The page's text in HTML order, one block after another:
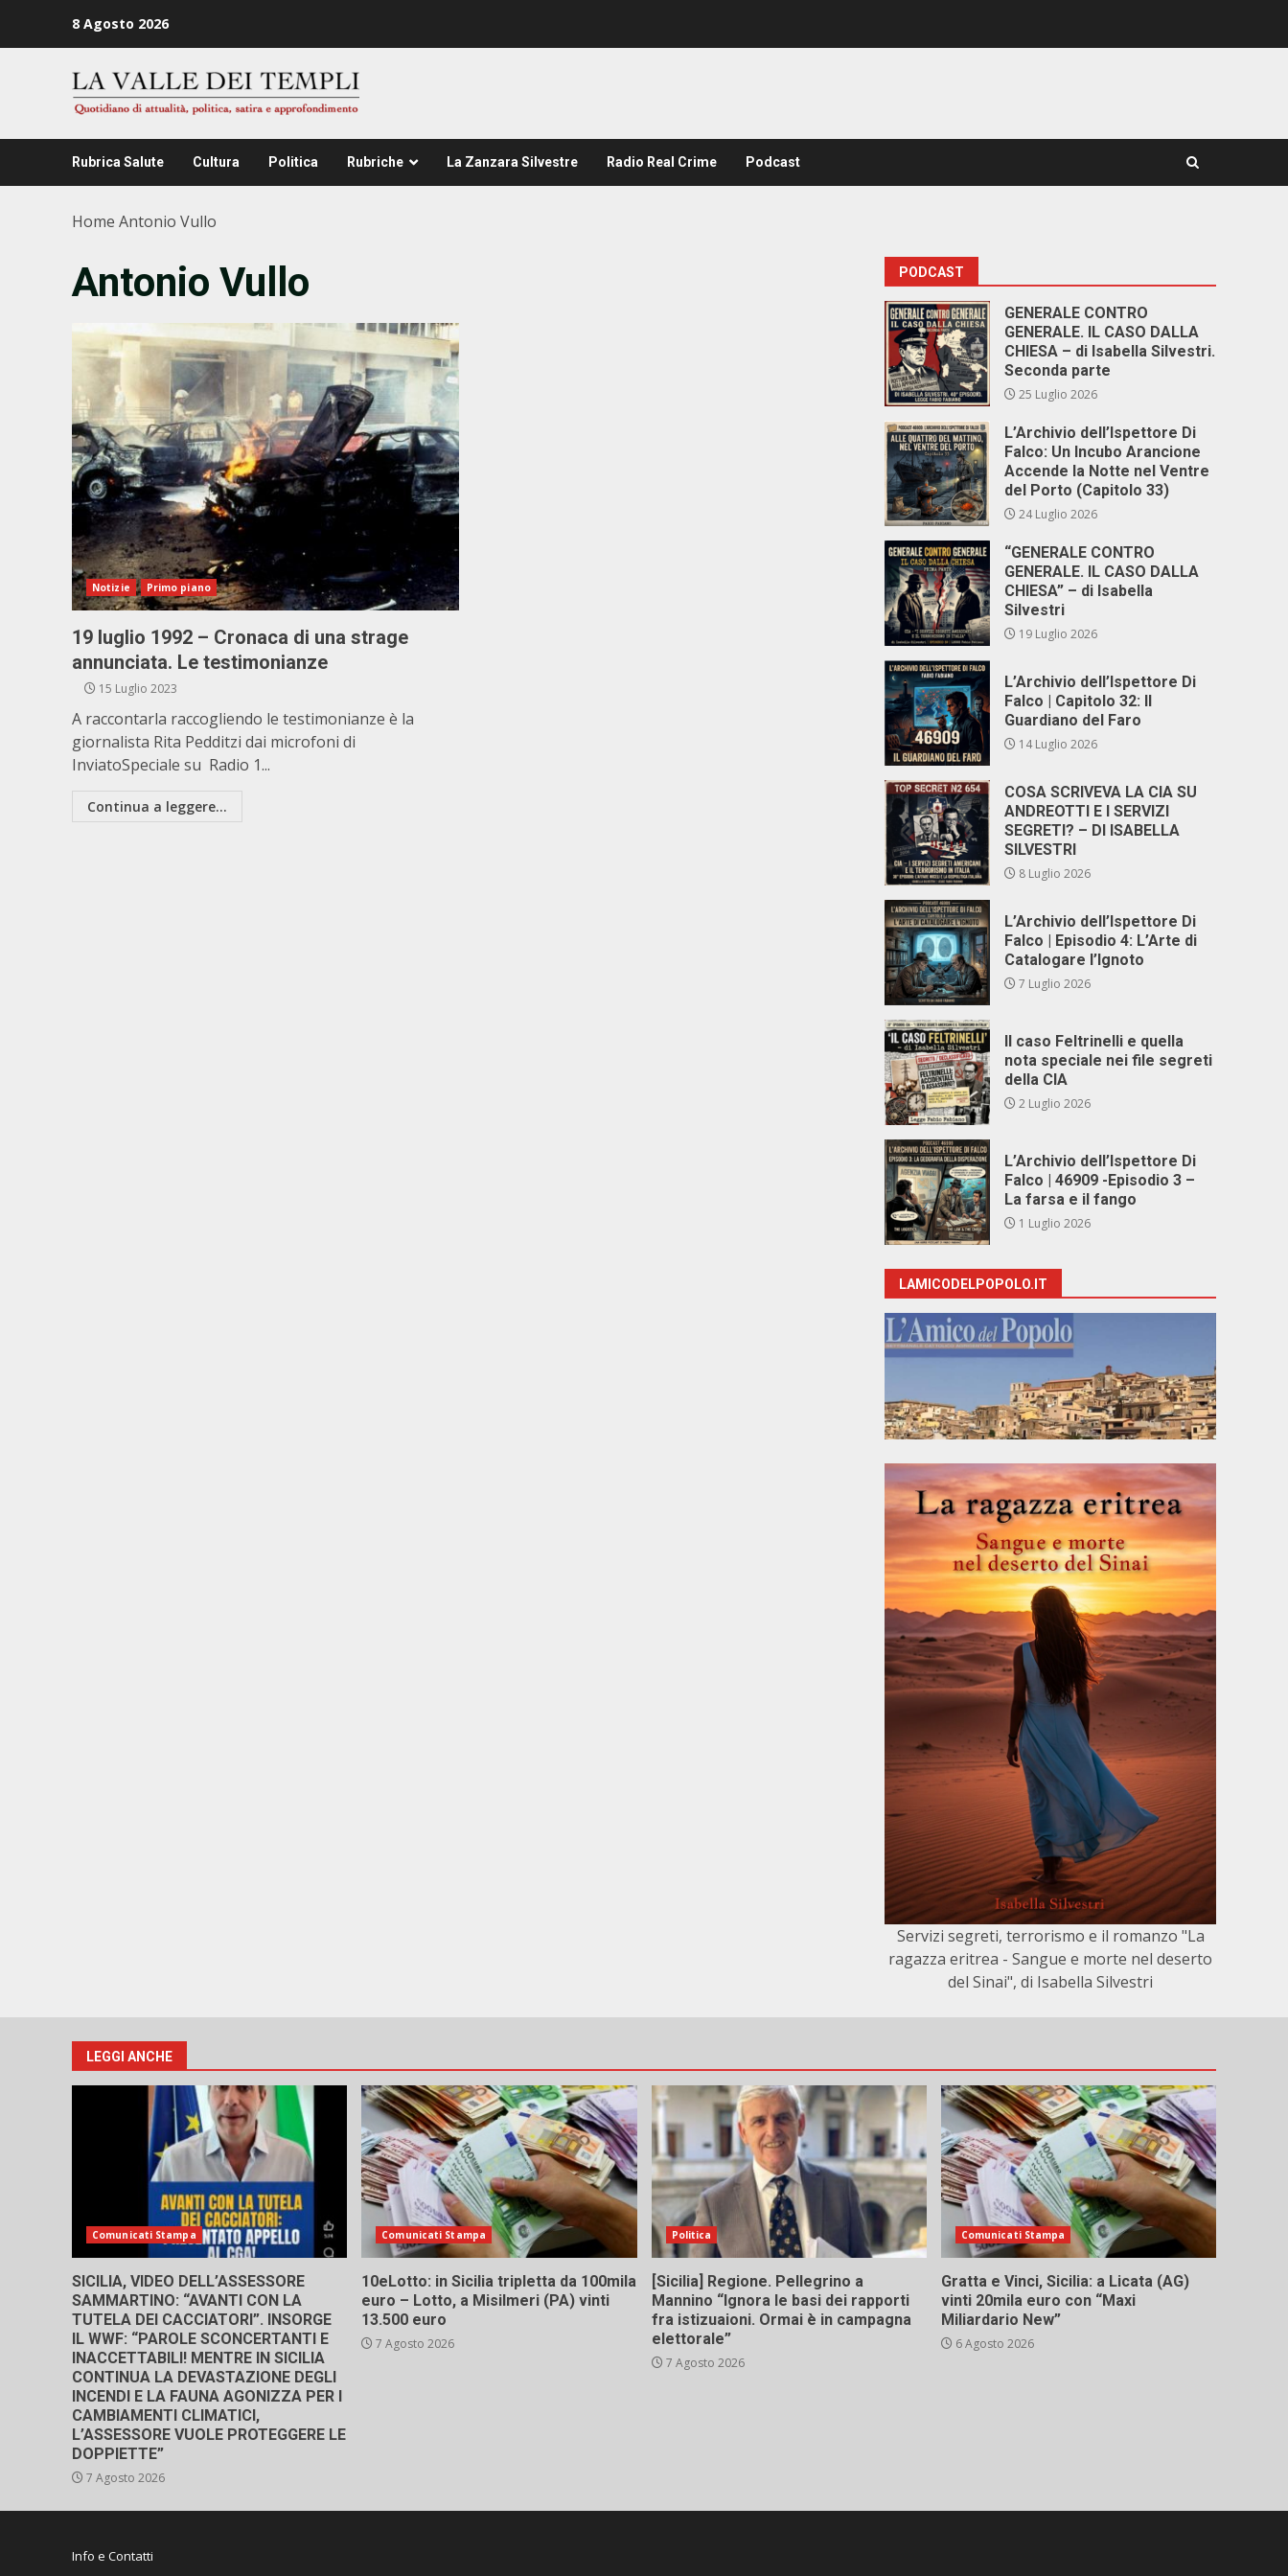
8 Agosto 2026
Rubrica Salute Cultura Politica Rubriche La Zanzara Silvestre Radio Real Crime Podcast
Home Antonio Vullo
Antonio Vullo
Notizie Primo piano
19 luglio 1992 – Cronaca di una strage
annunciata. Le testimonianze
15 Luglio 2023
A raccontarla raccogliendo le testimonianze è la
giornalista Rita Pedditzi dai microfoni di
InviatoSpeciale su Radio 1...
Continua a leggere...
PODCAST
GENERALE CONTRO
GENERALE. IL CASO DALLA
CHIESA – di Isabella Silvestri.
Seconda parte
25 Luglio 2026
L’Archivio dell’Ispettore Di
Falco: Un Incubo Arancione
Accende la Notte nel Ventre
del Porto (Capitolo 33)
24 Luglio 2026
“GENERALE CONTRO
GENERALE. IL CASO DALLA
CHIESA” – di Isabella
Silvestri
19 Luglio 2026
L’Archivio dell’Ispettore Di
Falco | Capitolo 32: Il
Guardiano del Faro
14 Luglio 2026
COSA SCRIVEVA LA CIA SU
ANDREOTTI E I SERVIZI
SEGRETI? – DI ISABELLA
SILVESTRI
8 Luglio 2026
L’Archivio dell’Ispettore Di
Falco | Episodio 4: L’Arte di
Catalogare l’Ignoto
7 Luglio 2026
Il caso Feltrinelli e quella
nota speciale nei file segreti
della CIA
2 Luglio 2026
L’Archivio dell’Ispettore Di
Falco | 46909 -Episodio 3 –
La farsa e il fango
1 Luglio 2026
LAMICODELPOPOLO.IT
Servizi segreti, terrorismo e il romanzo "La
ragazza eritrea - Sangue e morte nel deserto
del Sinai", di Isabella Silvestri
LEGGI ANCHE
Comunicati Stampa
SICILIA, VIDEO DELL’ASSESSORE
SAMMARTINO: “AVANTI CON LA
TUTELA DEI CACCIATORI”. INSORGE
IL WWF: “PAROLE SCONCERTANTI E
INACCETTABILI! MENTRE IN SICILIA
CONTINUA LA DEVASTAZIONE DEGLI
INCENDI E LA FAUNA AGONIZZA PER I
CAMBIAMENTI CLIMATICI,
L’ASSESSORE VUOLE PROTEGGERE LE
DOPPIETTE”
7 Agosto 2026
Comunicati Stampa
10eLotto: in Sicilia tripletta da 100mila
euro – Lotto, a Misilmeri (PA) vinti
13.500 euro
7 Agosto 2026
Politica
[Sicilia] Regione. Pellegrino a
Mannino “Ignora le basi dei rapporti
fra istizuaioni. Ormai è in campagna
elettorale”
7 Agosto 2026
Comunicati Stampa
Gratta e Vinci, Sicilia: a Licata (AG)
vinti 20mila euro con “Maxi
Miliardario New”
6 Agosto 2026
Info e Contatti